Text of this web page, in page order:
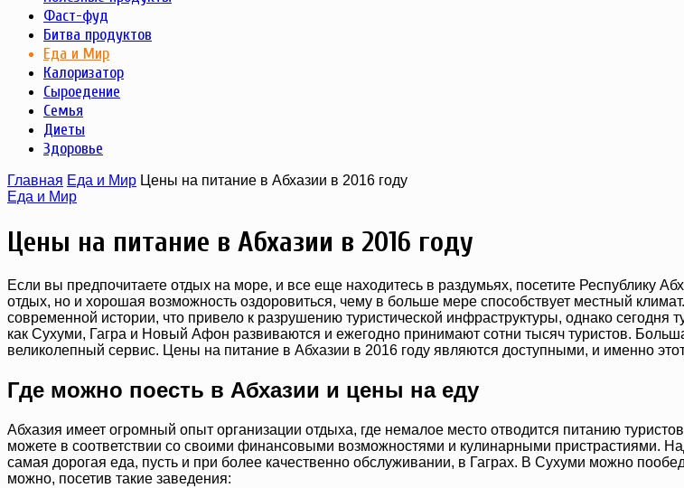
Фаст-фуд
Битва продуктов
Еда и Мир
Калоризатор
Сыроедение
Семья
Диеты
Здоровье
Главная Еда и Мир Цены на питание в Абхазии в 2016 году
Еда и Мир
Цены на питание в Абхазии в 2016 году
Если вы предпочитаете отдых на море, и все еще находитесь в раздумьях, посетите Республику
отдых, но и хорошая возможность оздоровиться, чему в больше мере способствует местный
современной истории, что привело к разрушению туристической инфраструктуры, однако
как Сухуми, Гагра и Новый Афон развиваются и ежегодно принимают сотни тысяч туристов.
великолепный сервис. Цены на питание в Абхазии в 2016 году являются доступными, и именно
Где можно поесть в Абхазии и цены на еду
Абхазия имеет огромный опыт организации отдыха, где немалое место отводится питанию
можете в соответствии со своими финансовыми возможностями и кулинарными пристрастиями.
самая дорогая еда, пусть и при более качественно обслуживании, в Гаграх. В Сухуми можно
можно, посетив такие заведения: